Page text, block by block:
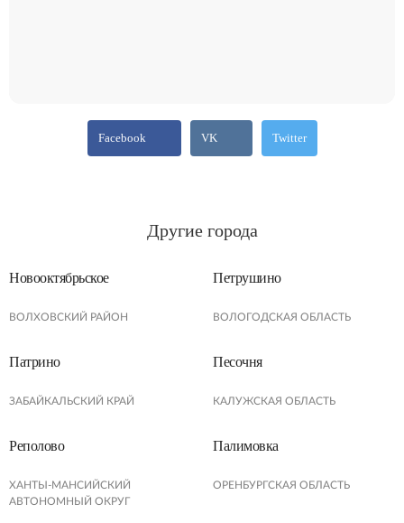
Facebook VK Twitter
Другие города
Новооктябрьское
ВОЛХОВСКИЙ РАЙОН
Петрушино
ВОЛОГОДСКАЯ ОБЛАСТЬ
Патрино
ЗАБАЙКАЛЬСКИЙ КРАЙ
Песочня
КАЛУЖСКАЯ ОБЛАСТЬ
Реполово
ХАНТЫ-МАНСИЙСКИЙ
АВТОНОМНЫЙ ОКРУГ
Палимовка
ОРЕНБУРГСКАЯ ОБЛАСТЬ